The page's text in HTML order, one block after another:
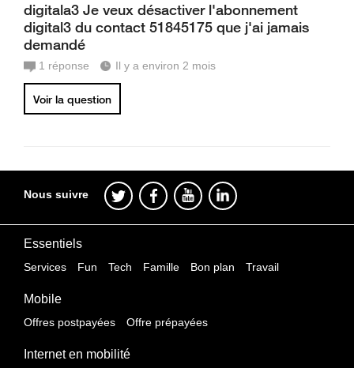
digitala3 Je veux désactiver l'abonnement
digital3 du contact 51845175 que j'ai jamais
demandé
1 réponse Il y a environ 2 mois
Voir la question
Nous suivre
Essentiels
Services Fun Tech Famille Bon plan Travail
Mobile
Offres postpayées Offre prépayées
Internet en mobilité